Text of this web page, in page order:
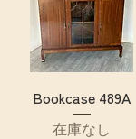
Bookcase 489A
在庫なし